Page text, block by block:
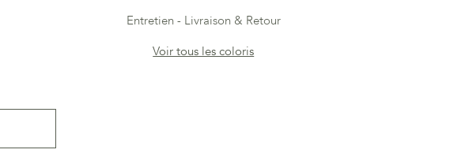
Entretien
Livraison & Retour
Voir tous les coloris